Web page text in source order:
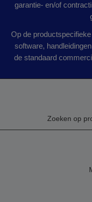
garantie- en/of
Op de
software,
de standaard
Zoeken op